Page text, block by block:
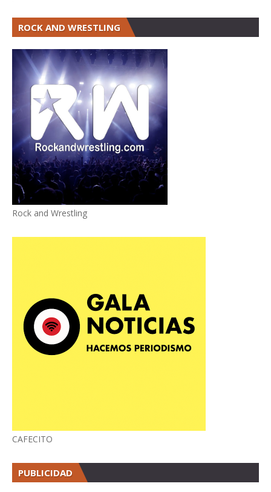
ROCK AND WRESTLING
Rock and Wrestling
CAFECITO
PUBLICIDAD